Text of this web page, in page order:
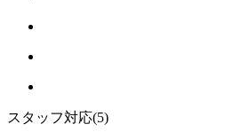
スタッフ対応(5)